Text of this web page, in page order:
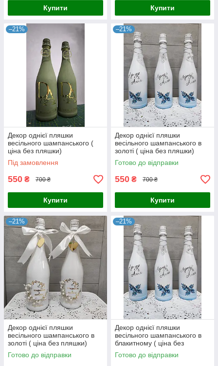
Купити Купити
–21%
Декор однієї пляшки
весільного шампанського (
ціна без пляшки)
передоплата
Під замовлення
550 ₴ 700 ₴
Купити
–21%
Декор однієї пляшки
весільного шампанського в
золоті ( ціна без пляшки)
Готово до відправки
550 ₴ 700 ₴
Купити
–21%
Декор однієї пляшки
весільного шампанського в
золоті ( ціна без пляшки)
Готово до відправки
–21%
Декор однієї пляшки
весільного шампанського в
блакитному ( ціна без
пляшки)
Готово до відправки